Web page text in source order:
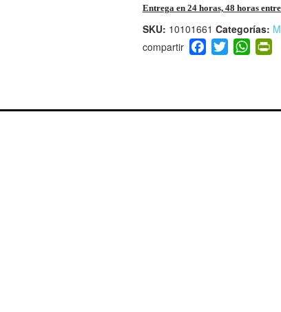
Entrega en 24 horas, 48 horas
SKU: 10101661 Categorías:
F
a
b
T
wi
W
h
A
Pr
in
e